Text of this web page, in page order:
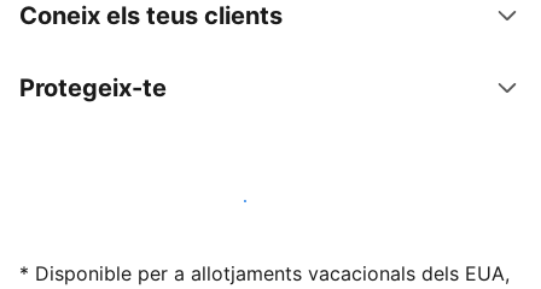
Coneix els teus clients
Protegeix-te
Lloga l'allotjament amb nosaltres avui mateix
* Disponible per a allotjaments vacacionals dels EUA,